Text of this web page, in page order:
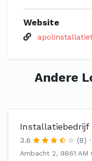
Website
Andere
Installatiebedrijf
3.6 (8)
Ambacht 2, 9861 AM